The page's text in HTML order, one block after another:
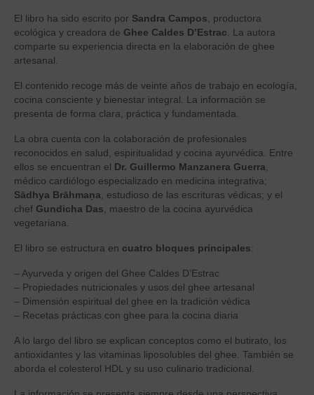
El libro ha sido escrito por Sandra Campos , productora
ecológica y creadora de Ghee Caldes D’Estrac . La autora
comparte su experiencia directa en la elaboración de ghee
artesanal.
El contenido recoge más de veinte años de trabajo en ecología,
cocina consciente y bienestar integral. La información se
presenta de forma clara, práctica y fundamentada.
La obra cuenta con la colaboración de profesionales
reconocidos en salud, espiritualidad y cocina ayurvédica. Entre
ellos se encuentran el Dr. Guillermo Manzanera Guerra
médico cardiólogo especializado en medicina integrativa;
Sādhya Brāhmaṇa , estudioso de las escrituras védicas; y el
chef Gundicha Das , maestro de la cocina ayurvédica
vegetariana.
El libro se estructura en cuatro bloques principales:
– Ayurveda y origen del Ghee Caldes D’Estrac
– Propiedades nutricionales y usos del ghee artesanal
– Dimensión espiritual del ghee en la tradición védica
– Recetas prácticas con ghee para la cocina diaria
A lo largo del libro se explican conceptos como el butirato, los
antioxidantes y las vitaminas liposolubles del ghee. También se
aborda el colesterol HDL y su uso culinario tradicional.